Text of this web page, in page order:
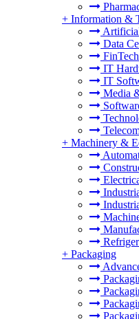
+ Information &
Data
FinTech
IT
IT
Media
+ Machinery &
+ Packaging